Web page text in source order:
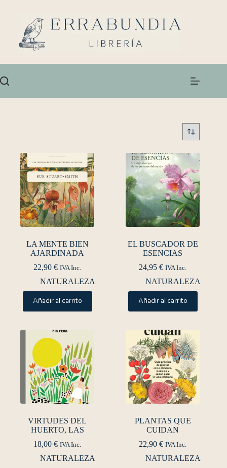
LA MENTE BIEN
AJARDINADA
22,90€ IVA Inc.
NATURALEZA
Añadir al carrito
EL BUSCADOR DE
ESENCIAS
24,95€ IVA Inc.
NATURALEZA
Añadir al carrito
VIRTUDES DEL
HUERTO, LAS
18,00€ IVA Inc.
NATURALEZA
PLANTAS QUE
CUIDAN
22,90€ IVA Inc.
NATURALEZA